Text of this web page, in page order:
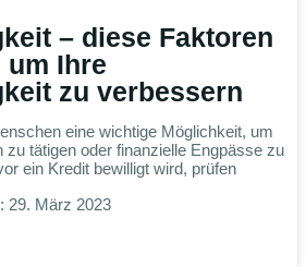
– diese Faktoren
Ihre
zu verbessern
eine wichtige Möglichkeit, um
zu tätigen oder finanzielle Engpässe zu
ein Kredit bewilligt wird, prüfen
29. März 2023